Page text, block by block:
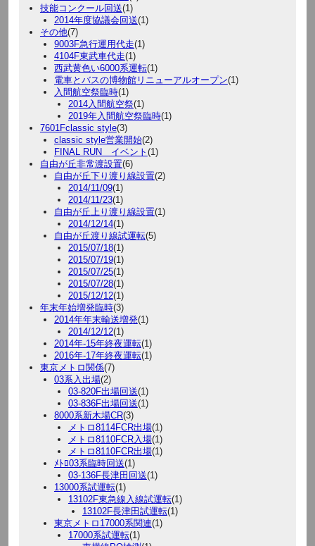
技能コンクール回送(1)
2014年度協議会回送(1)
その他(7)
9003F急行運用代走(1)
4104F東武車代走(1)
西武黄色い6000系運転(1)
電車とバスの博物館リニューアルオープン(1)
入間航空祭臨時(1)
2014入間航空祭(1)
2019年入間航空祭臨時(1)
7601Fclassic style(3)
classic style営業開始(2)
FINAL RUN イベント (1)
自由が丘非常渡設置(6)
自由が丘下り渡り線設置(2)
2014/11/09(1)
2014/11/23(1)
自由が丘上り渡り線設置(1)
2014/12/14(1)
自由が丘渡り線試運転(5)
2015/07/18(1)
2015/07/19(1)
2015/07/25(1)
2015/07/28(1)
2015/12/12(1)
年末年始増発臨時(3)
2014年年末輸送増発(1)
2014/12/12(1)
2014年-15年終夜運転(1)
2016年-17年終夜運転(1)
東京メトロ関係(7)
03系入出場(2)
03-820F出場回送(1)
03-836F出場回送(1)
8000系新木場CR(3)
メトロ8114FCR出場(1)
メトロ8110FCR入場(1)
メトロ8110FCR出場(1)
ﾒﾄﾛ03系臨時回送(1)
03-136F長津田回送(1)
13000系試運転(1)
13102F東急線入線試運転(1)
13102F長津田試運転(1)
東京メトロ17000系関連(1)
17000系試運転(1)